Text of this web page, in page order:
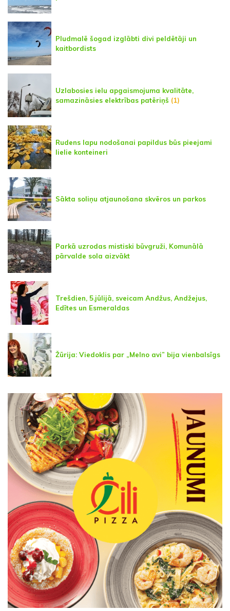
Pludmalē šogad izglābti divi peldētāji un
kaitbordists
Uzlabosies ielu apgaismojuma kvalitāte,
samazināsies elektrības patēriņš (1)
Rudens lapu nodošanai papildus būs pieejami
lielie konteineri
Sākta soliņu atjaunošana skvēros un parkos
Parkā uzrodas mistiski būvgruži, Komunālā
pārvalde sola aizvākt
Trešdien, 5.jūlijā, sveicam Andžus, Andžejus,
Edītes un Esmeraldas
Žūrija: Viedoklis par „Melno avi” bija vienbalsīgs